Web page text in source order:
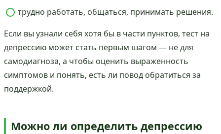
трудно работать, общаться, принимать решения.
Если вы узнали себя хотя бы в части пунктов, тест на
депрессию может стать первым шагом — не для
самодиагноза, а чтобы оценить выраженность
симптомов и понять, есть ли повод обратиться за
поддержкой.
Можно ли определить депрессию